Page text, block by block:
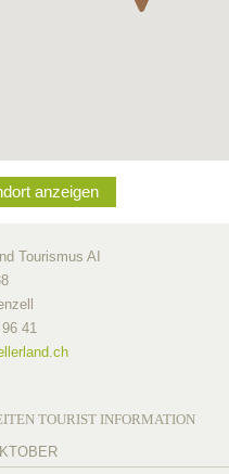
anzeigen
Tourismus AI
41
TOURIST INFORMATION